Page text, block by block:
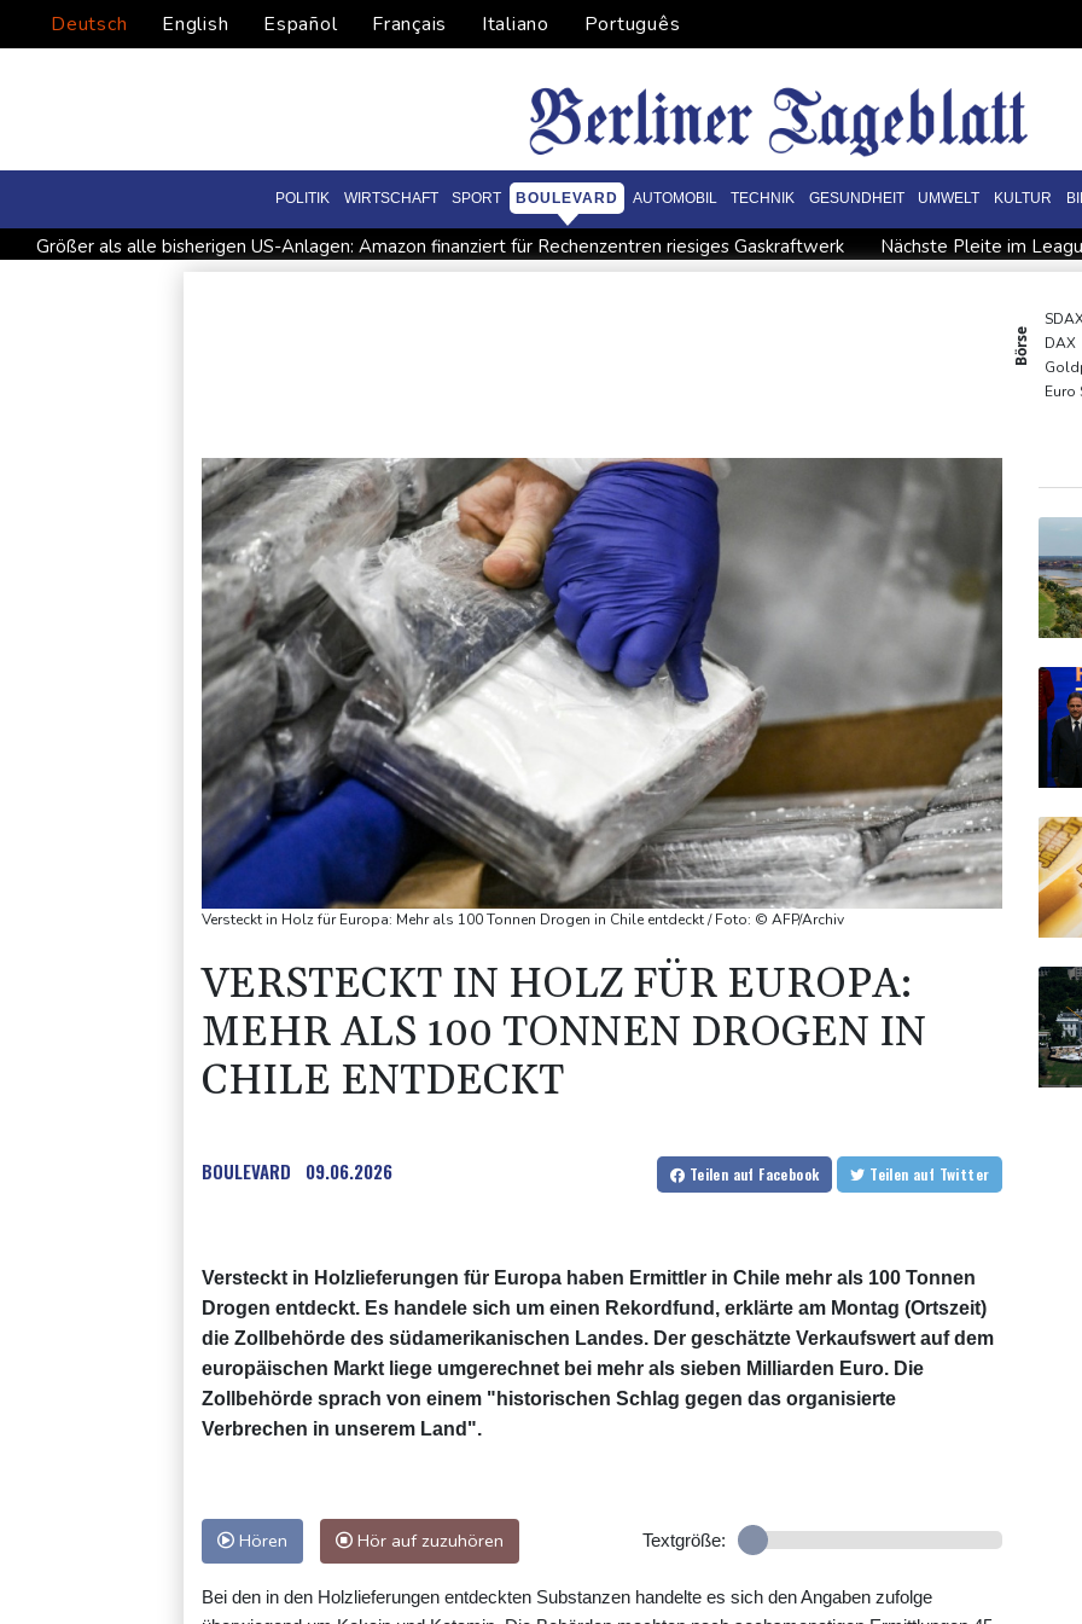
Deutsch English Español Français Italiano Português
POLITIK WIRTSCHAFT SPORT BOULEVARD AUTOMOBIL TECHNIK GESUNDHEIT UMWELT KULTUR
Größer als alle bisherigen US-Anlagen: Amazon finanziert für Rechenzentren riesiges Gaskraftwerk
Nächste Pleite im
BUND kritisiert Lockerung von
BUND kritisiert Lockerung von
Börse
DAX
Euro
Versteckt in Holz für Europa: Mehr als 100 Tonnen Drogen in Chile entdeckt / Foto: © AFP/Archiv
VERSTECKT IN HOLZ FÜR EUROPA:
MEHR ALS 100 TONNEN DROGEN IN
CHILE ENTDECKT
BOULEVARD 09.06.2026 Teilen auf Facebook Teilen auf Twitter
Versteckt in Holzlieferungen für Europa haben Ermittler in Chile mehr als 100 Tonnen
Drogen entdeckt. Es handele sich um einen Rekordfund, erklärte am Montag (Ortszeit)
die Zollbehörde des südamerikanischen Landes. Der geschätzte Verkaufswert auf dem
europäischen Markt liege umgerechnet bei mehr als sieben Milliarden Euro. Die
Zollbehörde sprach von einem "historischen Schlag gegen das organisierte
Verbrechen in unserem Land".
Hören Hör auf zuzuhören Textgröße:
Bei den in den Holzlieferungen entdeckten Substanzen handelte es sich den Angaben zufolge